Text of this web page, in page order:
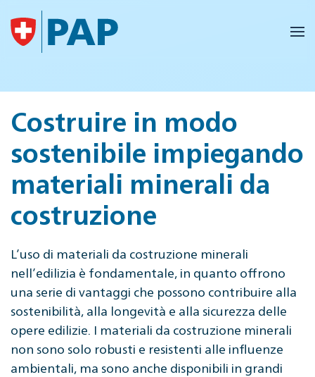
Skip to main content
Costruire in modo
sostenibile impiegando
materiali minerali da
costruzione
L’uso di materiali da costruzione minerali
nell’edilizia è fondamentale, in quanto offrono
una serie di vantaggi che possono contribuire alla
sostenibilità, alla longevità e alla sicurezza delle
opere edilizie. I materiali da costruzione minerali
non sono solo robusti e resistenti alle influenze
ambientali, ma sono anche disponibili in grandi